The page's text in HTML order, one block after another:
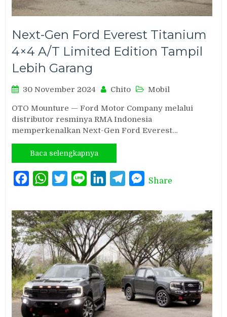
Next-Gen Ford Everest Titanium
4×4 A/T Limited Edition Tampil
Lebih Garang
30 November 2024 Chito Mobil
OTO Mounture — Ford Motor Company melalui
distributor resminya RMA Indonesia
memperkenalkan Next-Gen Ford Everest…
Baca selengkapnya
FacebookWhatsAppTwitterLine LinkedInTelegramMessenger
Share